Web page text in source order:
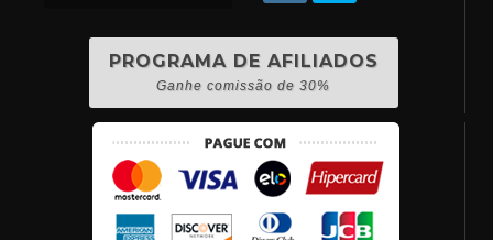
PROGRAMA DE AFILIADOS
Ganhe comissão de 30%